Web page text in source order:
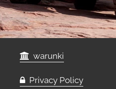
warunki
Privacy Policy